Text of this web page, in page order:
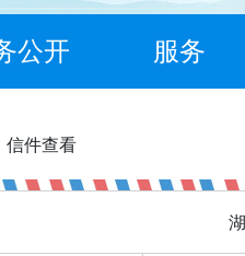
公开 服务
信件查看